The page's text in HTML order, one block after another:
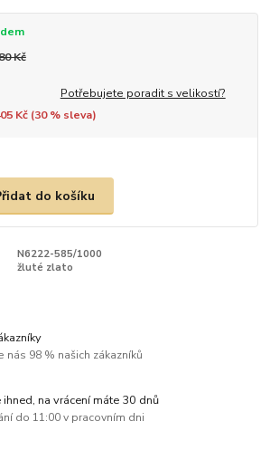
Kč
Potřebujete poradit s velikostí?
Kč (30% sleva)
do košíku
N6222-585/1000
žluté zlato
nás 98 % našich zákazníků
na vrácení máte 30 dnů
do 11:00 v pracovním dni